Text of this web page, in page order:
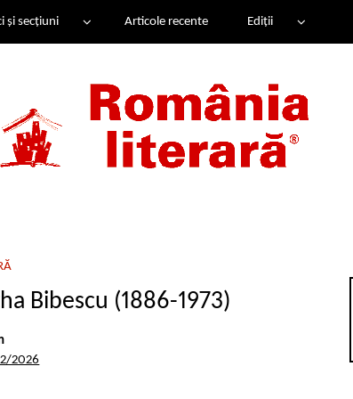
și secțiuni Articole recente Ediții
Bibescu (1886-1973)
2026